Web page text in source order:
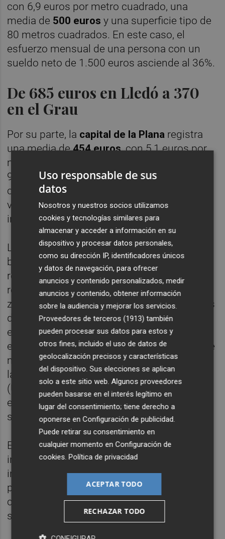
con 6,9 euros por metro cuadrado, una
media de 500 euros y una superficie tipo de
80 metros cuadrados. En este caso, el
esfuerzo mensual de una persona con un
sueldo neto de 1.500 euros asciende al 36%.
De 685 euros en Lledó a 370
en el Grau
Por su parte, la capital de la Plana registra
una media de454 euros, con 5,1 euros por
metro cuadrado y una superficie media de
94 metros cuadrados. La capital concentra
cerca de12.000 alquileres
valores, se debe destinar un 31% de los
ingresos a la vivienda.
Las cifras varían, no obstante, según los
barrios.Lledóalcanza los 685 euros, lo que
representa un esfuerzo del 45 % con una
retribución de 1.500 euros. Aunque esta
zona cuenta con una de las rentas más altas
de la ciudad, sus residentes suelen superar
este salario medio.Sensaltambién se sitúa
entre las zonas más caras, con 611 euros de
media y un esfuerzo del 40 %. Por su parte,
la zona del Raval de laUniversitat Jaume I
(UJI), afectada por el peso de la demanda
estudiantil, llega a los545 euros, lo que
supone un 36 % del salario.
En el entorno delHospital Provincial,
inquilino debe destinar un 29% de sus
ingresos, mientras que en elGrau
porcentaje se reduce al 25 %. En el primer
caso, el precio ronda los 448 euros y, en el
segundo, los 370 euros.
Uso responsable de sus
datos
Nosotros y nuestros socios utilizamos
cookies y tecnologías similares para
almacenar y acceder a información en su
dispositivo y procesar datos personales,
como su dirección IP, identificadores únicos
y datos de navegación, para ofrecer
anuncios y contenido personalizados, medir
anuncios y contenido, obtener información
sobre la audiencia y mejorar los servicios.
Proveedores de terceros (1913) también
pueden procesar sus datos para estos y
otros fines, incluido el uso de datos de
geolocalización precisos y características
del dispositivo. Sus elecciones se aplican
solo a este sitio web. Algunos proveedores
pueden basarse en el interés legítimo en
lugar del consentimiento; tiene derecho a
oponerse enConfiguración de publicidad.
Puede retirar su consentimiento en
cualquier momento enConfiguración de
cookies.Política de privacidad
ACEPTAR TODO
RECHAZAR TODO